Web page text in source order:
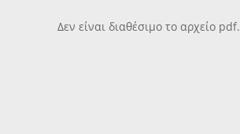
Δεν είναι διαθέσιμο το αρχείο pdf.